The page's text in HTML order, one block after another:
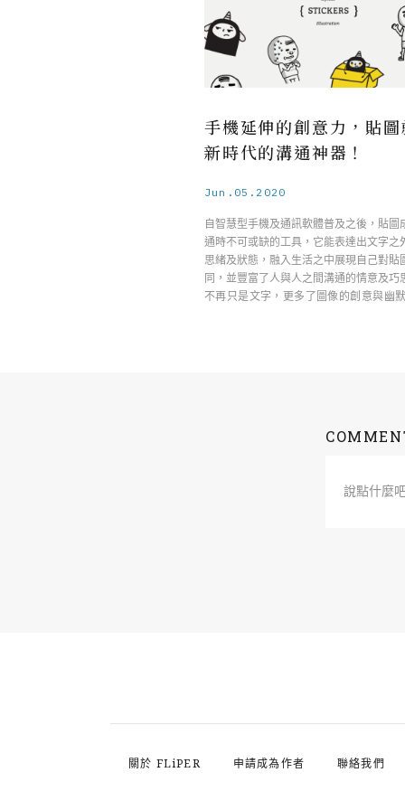
手機延伸的創意力，貼
新時代的溝通神器！
Jun.05.2020
自智慧型手機及通訊軟體普及之後，貼圖
通時不可或缺的工具，它能表達出文字之
思緒及狀態，融入生活之中展現自己對貼
同，並豐富了人與人之間溝通的情意及巧
不再只是文字，更多了圖像的創意與幽
說點什麼
關於 FLiPER 申請成為作者 聯絡我們